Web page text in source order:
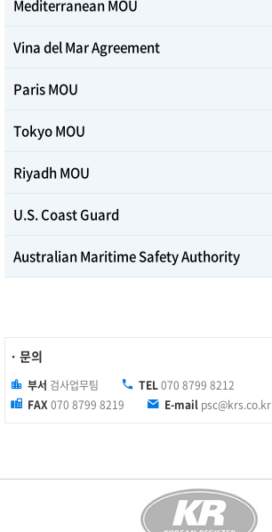
Mediterranean MOU
Vina del Mar Agreement
Paris MOU
Tokyo MOU
Riyadh MOU
U.S. Coast Guard
Australian Maritime Safety Authority
· 문의
부서 검사업무팀 TEL070 8799 8212
FAX070 8799 8219 E-mail psc@krs.co.kr